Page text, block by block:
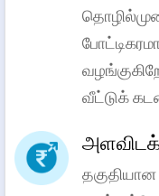
வீட்டுக்